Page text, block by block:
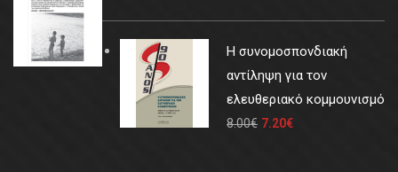
Η συνομοσπονδιακή
αντίληψη για τον
ελευθεριακό κομμουνισμό
8.00€ 7.20€